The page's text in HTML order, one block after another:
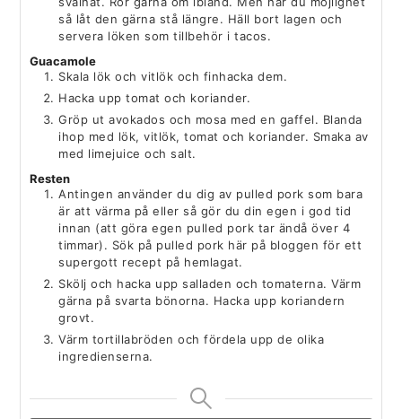
så låt den gärna stå längre. Häll bort lagen och
servera löken som tillbehör i tacos.
Guacamole
Skala lök och vitlök och finhacka dem.
Hacka upp tomat och koriander.
Gröp ut avokados och mosa med en gaffel. Blanda
ihop med lök, vitlök, tomat och koriander. Smaka av
med limejuice och salt.
Resten
Antingen använder du dig av pulled pork som bara
är att värma på eller så gör du din egen i god tid
innan (att göra egen pulled pork tar ändå över 4
timmar). Sök på pulled pork här på bloggen för ett
supergott recept på hemlagat.
Skölj och hacka upp salladen och tomaterna. Värm
gärna på svarta bönorna. Hacka upp koriandern
grovt.
Värm tortillabröden och fördela upp de olika
ingredienserna.